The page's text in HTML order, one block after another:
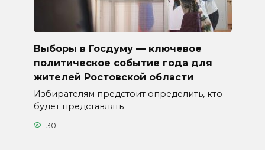
Выборы в Госдуму — ключевое
политическое событие года для
жителей Ростовской области
Избирателям предстоит определить, кто
будет представлять
30